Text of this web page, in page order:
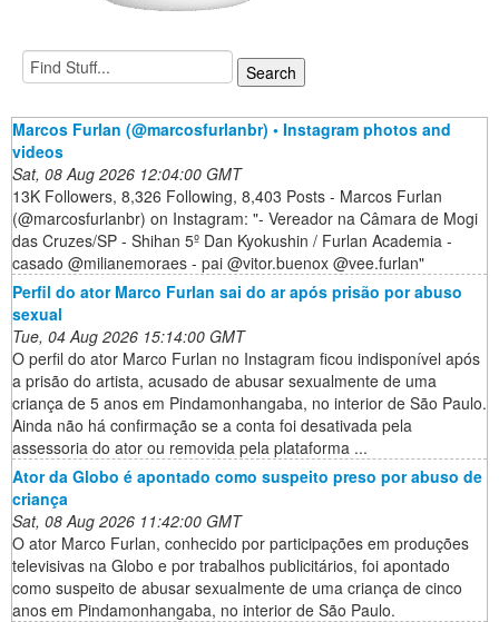
Marcos Furlan (@marcosfurlanbr) • Instagram photos and
videos
Sat, 08 Aug 2026 12:04:00 GMT
13K Followers, 8,326 Following, 8,403 Posts - Marcos Furlan
(@marcosfurlanbr) on Instagram: "- Vereador na Câmara de Mogi
das Cruzes/SP - Shihan 5º Dan Kyokushin / Furlan Academia -
casado @milianemoraes - pai @vitor.buenox @vee.furlan"
Perfil do ator Marco Furlan sai do ar após prisão por abuso
sexual
Tue, 04 Aug 2026 15:14:00 GMT
O perfil do ator Marco Furlan no Instagram ficou indisponível após
a prisão do artista, acusado de abusar sexualmente de uma
criança de 5 anos em Pindamonhangaba, no interior de São Paulo.
Ainda não há confirmação se a conta foi desativada pela
assessoria do ator ou removida pela plataforma ...
Ator da Globo é apontado como suspeito preso por abuso de
criança
Sat, 08 Aug 2026 11:42:00 GMT
O ator Marco Furlan, conhecido por participações em produções
televisivas na Globo e por trabalhos publicitários, foi apontado
como suspeito de abusar sexualmente de uma criança de cinco
anos em Pindamonhangaba, no interior de São Paulo.